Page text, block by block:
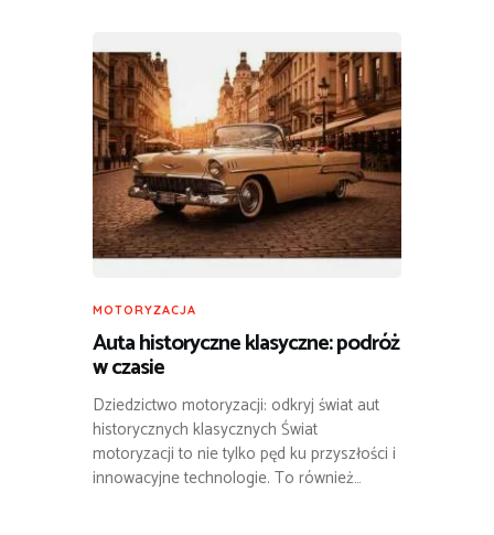
MOTORYZACJA
Auta historyczne klasyczne: podróż
w czasie
Dziedzictwo motoryzacji: odkryj świat aut
historycznych klasycznych Świat
motoryzacji to nie tylko pęd ku przyszłości i
innowacyjne technologie. To również…